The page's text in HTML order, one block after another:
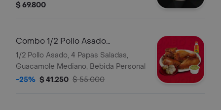
$ 69.800
Combo 1/2 Pollo Asado
Guacamole
1/2 Pollo Asado, 4 Papas Saladas,
Guacamole Mediano, Bebida Personal
-25% $ 41.250 $ 55.000